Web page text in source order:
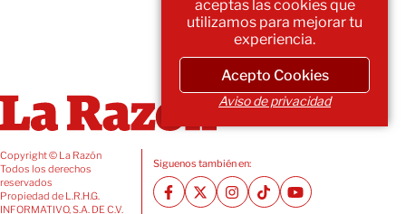
Copyright © La Razón
Todos los derechos
reservados
Propiedad de L.R.H.G.
INFORMATIVO, S.A. DE C.V.
Siguenos también en:
aceptas las cookies que
utilizamos para mejorar tu
experiencia.
Acepto Cookies
Aviso de privacidad